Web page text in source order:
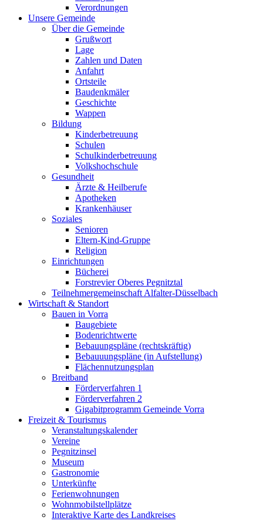
Verordnungen
Unsere Gemeinde
Über die Gemeinde
Grußwort
Lage
Zahlen und Daten
Anfahrt
Ortsteile
Baudenkmäler
Geschichte
Wappen
Bildung
Kinderbetreuung
Schulen
Schulkinderbetreuung
Volkshochschule
Gesundheit
Ärzte & Heilberufe
Apotheken
Krankenhäuser
Soziales
Senioren
Eltern-Kind-Gruppe
Religion
Einrichtungen
Bücherei
Forstrevier Oberes Pegnitztal
Teilnehmergemeinschaft Alfalter-Düsselbach
Wirtschaft & Standort
Bauen in Vorra
Baugebiete
Bodenrichtwerte
Bebauungspläne (rechtskräftig)
Bebauuungspläne (in Aufstellung)
Flächennutzungsplan
Breitband
Förderverfahren 1
Förderverfahren 2
Gigabitprogramm Gemeinde Vorra
Freizeit & Tourismus
Veranstaltungskalender
Vereine
Pegnitzinsel
Museum
Gastronomie
Unterkünfte
Ferienwohnungen
Wohnmobilstellplätze
Interaktive Karte des Landkreises